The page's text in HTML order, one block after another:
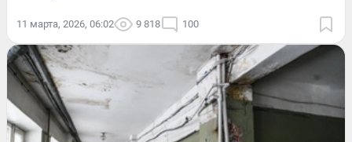
11 марта, 2026, 06:02 9 818 100